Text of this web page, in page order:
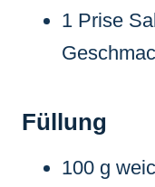
1 Prise
Füllung
100 g